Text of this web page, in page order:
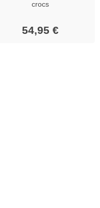
crocs
54,95 €